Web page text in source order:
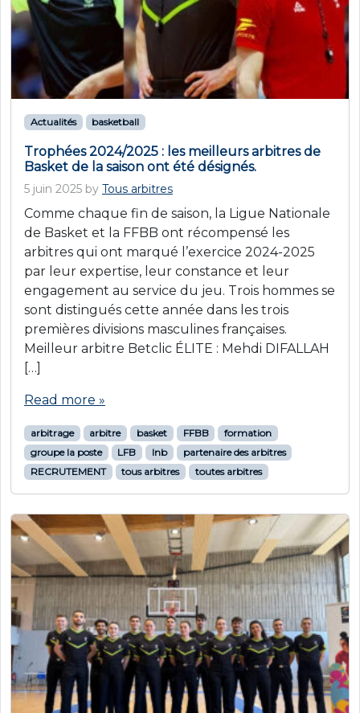
Actualités basketball
Trophées 2024/2025 : les meilleurs arbitres de
Basket de la saison ont été désignés.
5 juin 2025 by Tous arbitres
Comme chaque fin de saison, la Ligue Nationale
de Basket et la FFBB ont récompensé les
arbitres qui ont marqué l’exercice 2024-2025
par leur expertise, leur constance et leur
engagement au service du jeu. Trois hommes se
sont distingués cette année dans les trois
premières divisions masculines françaises.
Meilleur arbitre Betclic ÉLITE : Mehdi DIFALLAH
[…]
Read more »
arbitrage arbitre basket FFBB
formation
groupe la poste
LFB lnb
partenaire des arbitres
RECRUTEMENT
tous arbitres toutes arbitres